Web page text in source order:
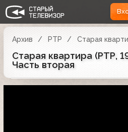
Архив РТР Старая
Старая квартира (РТР,
Часть вторая